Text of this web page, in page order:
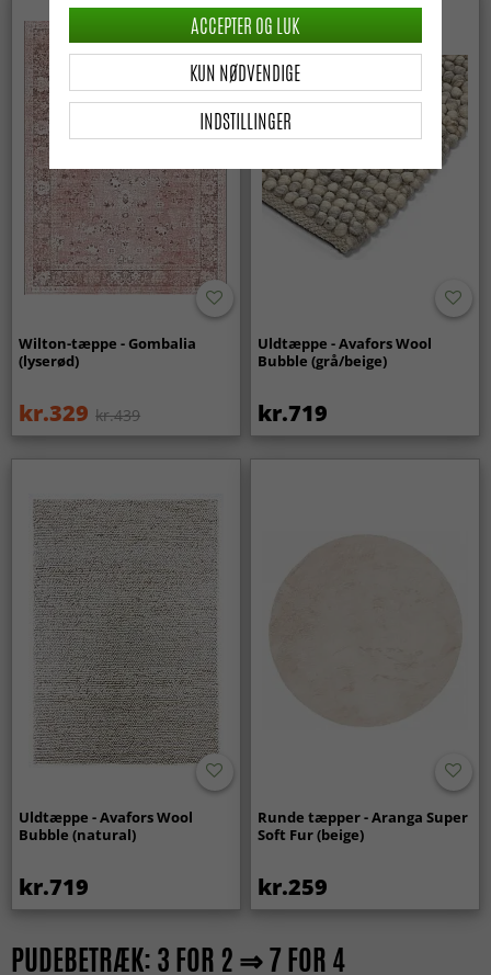
Wilton-tæppe - Gombalia
(lyserød)
kr.329 kr.439
Nyhed
Uldtæppe - Avafors Wool
Bubble (grå/beige)
kr.719
Uldtæppe - Avafors Wool
Bubble (natural)
kr.719
Runde tæpper - Aranga Super
Soft Fur (beige)
kr.259
PUDEBETRÆK: 3 FOR 2 ⇒ 7 FOR 4
INDSTILLINGER
KUN NØDVENDIGE
ACCEPTER OG LUK